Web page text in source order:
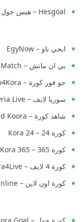
Hesgoal – هيس جول
ايجي ناو – EgyNow
بي ان ماتش – BeIN Match
جو فور كورة – Go4Kora
سوريا لايف – Syria Live
شاهد كورة – Shahid Koora
كورة 24 – Kora 24
كورة 365 – Kora 365
كورة 4 لايف – Kooora4Live
كورة اون لاين – Kora Online